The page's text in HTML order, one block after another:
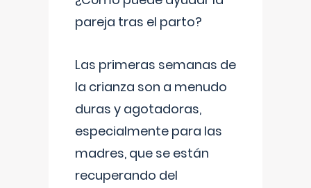
pareja tras el parto?
Las primeras semanas de
la crianza son a menudo
duras y agotadoras,
especialmente para las
madres, que se están
recuperando del